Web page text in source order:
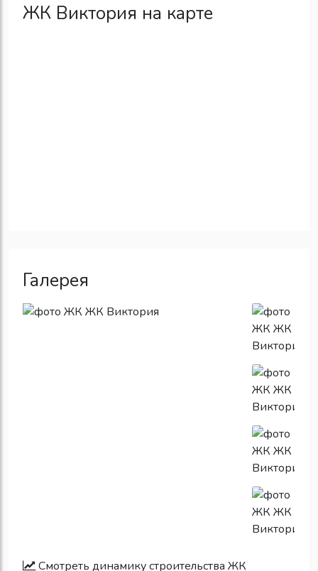
ЖК Виктория на карте
Галерея
Смотреть динамику строительства ЖК